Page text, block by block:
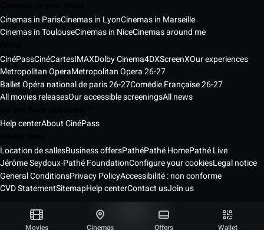
Movies Cinemas Offers Wallet
Cinemas in ParisCinemas in LyonCinemas in Marseille
Cinemas in ToulouseCinemas in NiceCinemas around me
CinéPassCinéCartesIMAXDolby Cinema4DXScreenXOur experiences
Metropolitan OperaMetropolitan Opera 26-27
Ballet Opéra national de paris 26-27Comédie Française 26-27
All movies releasesOur accessible screeningsAll news
Help centerAbout CinéPass
Location de sallesBusiness offersPathéPathé HomePathé Live
Jérôme Seydoux-Pathé FoundationConfigure your cookiesLegal notice
General ConditionsPrivacy PolicyAccessibilité : non conforme
CVD StatementSitemapHelp centerContact usJoin us
Pathé Cinémas Services © 2026